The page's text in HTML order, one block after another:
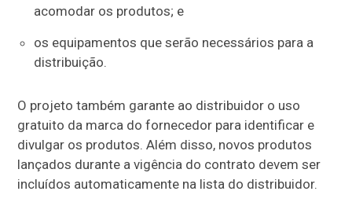
acomodar os produtos; e
os equipamentos que serão necessários para a
distribuição.
O projeto também garante ao distribuidor o uso
gratuito da marca do fornecedor para identificar e
divulgar os produtos. Além disso, novos produtos
lançados durante a vigência do contrato devem ser
incluídos automaticamente na lista do distribuidor.